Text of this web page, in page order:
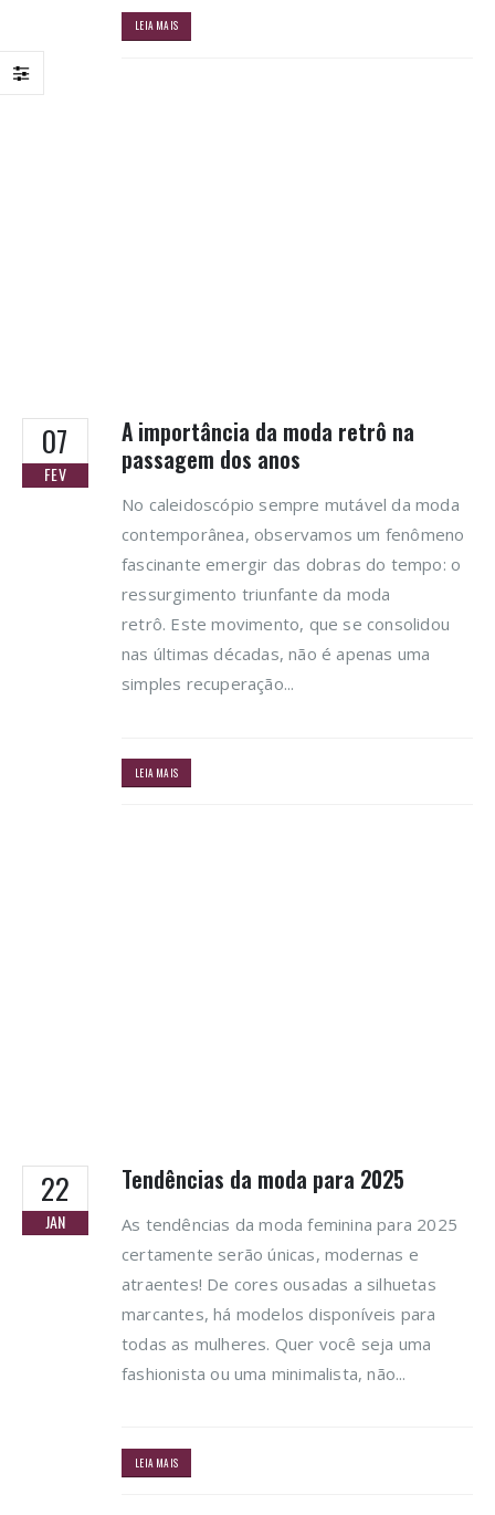
LEIA MAIS
07
FEV
A importância da moda retrô na
passagem dos anos
No caleidoscópio sempre mutável da moda
contemporânea, observamos um fenômeno
fascinante emergir das dobras do tempo: o
ressurgimento triunfante da moda
retrô. Este movimento, que se consolidou
nas últimas décadas, não é apenas uma
simples recuperação...
LEIA MAIS
22
JAN
Tendências da moda para 2025
As tendências da moda feminina para 2025
certamente serão únicas, modernas e
atraentes! De cores ousadas a silhuetas
marcantes, há modelos disponíveis para
todas as mulheres. Quer você seja uma
fashionista ou uma minimalista, não...
LEIA MAIS